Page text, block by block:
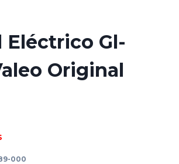
Eléctrico Gl-
Original
000